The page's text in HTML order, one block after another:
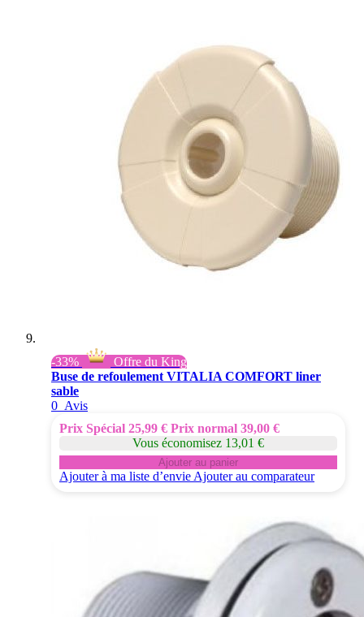
-33%
Offre du King
Buse de refoulement VITALIA COMFORT liner
sable
0 Avis
Prix Spécial 25,99 € Prix normal 39,00 €
Vous économisez 13,01 €
Ajouter au panier
Ajouter à ma liste d’envie Ajouter au comparateur